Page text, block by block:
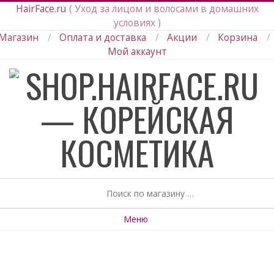
HairFace.ru
Уход за лицом и волосами в домашних
условиях
Оплата и доставка Акции
Корзина
Мой аккаунт
Skip
content
Меню